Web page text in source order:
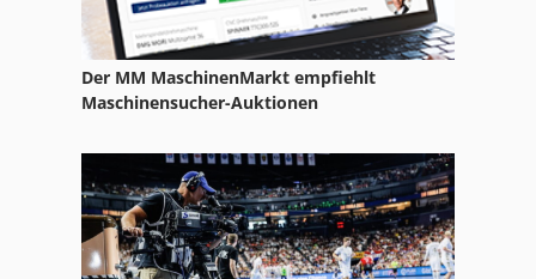
Der MM MaschinenMarkt empfiehlt
Maschinensucher-Auktionen